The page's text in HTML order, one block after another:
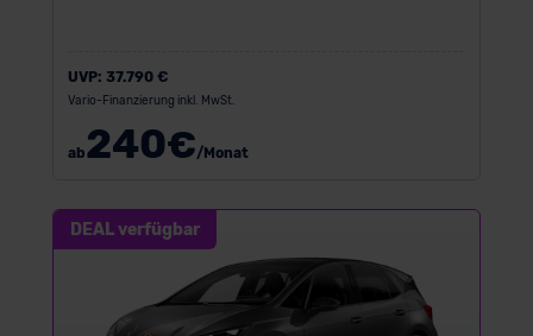
UVP: 37.790 €
Vario-Finanzierung inkl. MwSt.
ab240€/Monat
DEAL verfügbar